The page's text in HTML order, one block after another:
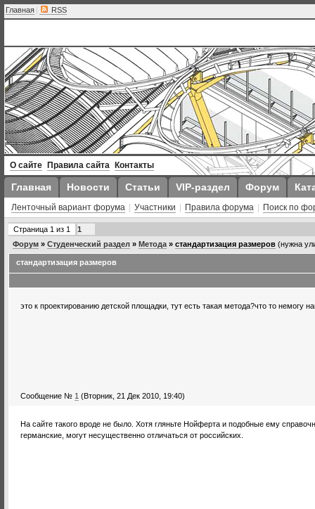
Главная | RSS
О сайте Правила сайта Контакты
Главная Новости Статьи VIP-раздел Форум
Ленточный вариант форума Участники Правила форума Поиск по
Страница 1 из 1
1
Форум » Студенческий раздел » Метода » стандартизация размеров (нужна
стандартизация размеров
это к проектированию детской площадки, тут есть такая метода?что то немогу
Сообщение № 1 (Вторник, 21 Дек 2010, 19:40)
На сайте такого вроде не было. Хотя гляньте Нойферта и подобные ему
германские, могут несущественно отличаться от российских.